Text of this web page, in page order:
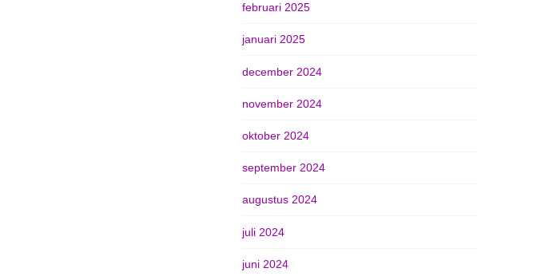
februari 2025
januari 2025
december 2024
november 2024
oktober 2024
september 2024
augustus 2024
juli 2024
juni 2024